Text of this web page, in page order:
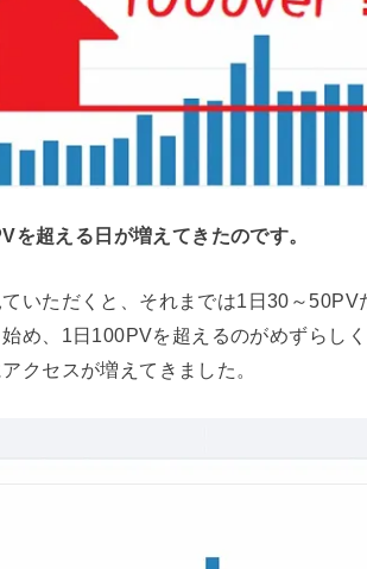
を超える日が増えてきたのです。
いただくと、それまでは1日30～
め、1日100PVを超えるのがめずらし
クセスが増えてきました。